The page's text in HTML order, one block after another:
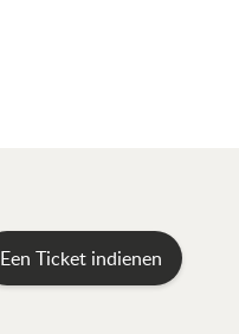
Een Ticket indienen